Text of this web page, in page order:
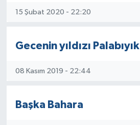
15 Şubat 2020 - 22:20
Gecenin yıldızı Palabıyık
08 Kasım 2019 - 22:44
Başka Bahara